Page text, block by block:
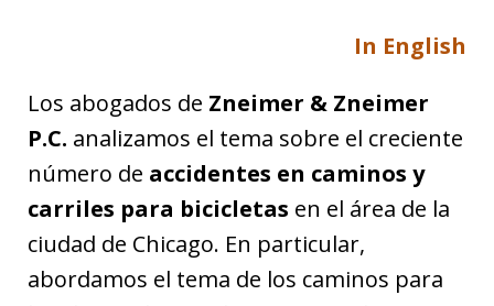
In English
Los abogados de Zneimer & Zneimer
P.C. analizamos el tema sobre el creciente
número de accidentes en caminos y
carriles para bicicletas en el área de la
ciudad de Chicago. En particular,
abordamos el tema de los caminos para